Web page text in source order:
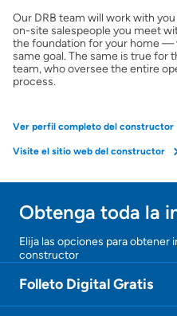
Obtener ofertas por
Our DRB team will work with
on-site salespeople you meet
the foundation for your home —
same goal. The same is true for
team, who oversee the entire
process.
Ver perfil completo del constructor
Visite el sitio web del constructor
¡Gracias!
¡
n
Obtenga toda la
Elija las opciones para obtener
constructor
Folleto Digital Gratis